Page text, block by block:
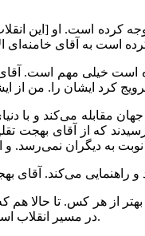
کرده است. او [این
است خیلی مهم است.
جهان مقابله می‌کند و
که از آقای بهجت
از هر کس. تا حالا
در مسیر انقلاب اسلامی هم همینطور، ولی الحمدلله خط کلی حفظ شده [است].